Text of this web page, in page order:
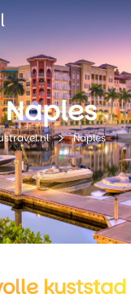
Naples
Naples
kuststad